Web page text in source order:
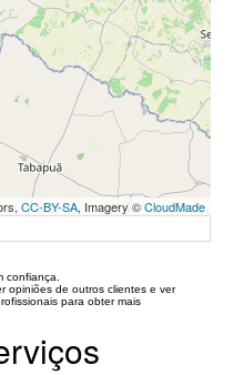
CC-BY-SA, Imagery ©CloudMade
confiança.
opiniões de outros clientes e ver
para obter mais